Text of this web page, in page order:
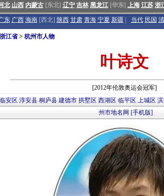
北 山西 内蒙古[东北] 辽宁 吉林 黑龙江[华东] 上海 江苏 浙
东 广西 海南[西北] 陕西 甘肃 青海 宁夏 新疆 当代 民国
浙江省> 杭州市人物
叶诗文
[2012年伦敦奥运会冠军]
临安区 淳安县 桐庐县 建德市 拱墅区 西湖区 临平区 上城区
州市地名网 [手机版]